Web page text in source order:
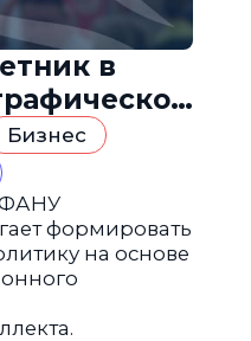
в
Бизнес
ФАНУ
формировать
на основе